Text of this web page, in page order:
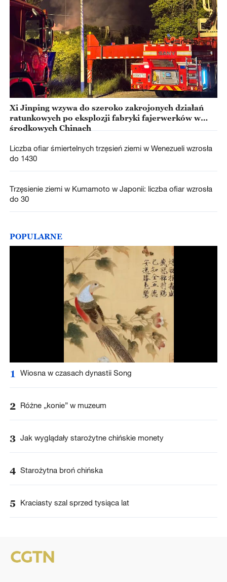
Xi Jinping wzywa do szeroko zakrojonych działań
ratunkowych po eksplozji fabryki fajerwerków w
środkowych Chinach
Liczba ofiar śmiertelnych trzęsień ziemi w Wenezueli wzrosła
do 1430
Trzęsienie ziemi w Kumamoto w Japonii: liczba ofiar wzrosła
do 30
POPULARNE
1 Wiosna w czasach dynastii Song
2 Różne „konie” w muzeum
3 Jak wyglądały starożytne chińskie monety
4 Starożytna broń chińska
5 Kraciasty szal sprzed tysiąca lat